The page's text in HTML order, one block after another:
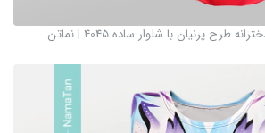
طرح پرنیان با شلوار ساده 4045 | نماتن